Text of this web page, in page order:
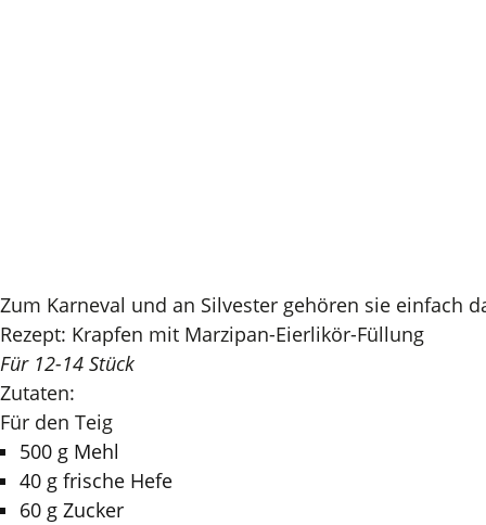
Zum Karneval und an Silvester gehören sie einfach
Rezept: Krapfen mit Marzipan-Eierlikör-Füllung
Für 12-14 Stück
Zutaten:
Für den Teig
500 g Mehl
40 g frische Hefe
60 g Zucker